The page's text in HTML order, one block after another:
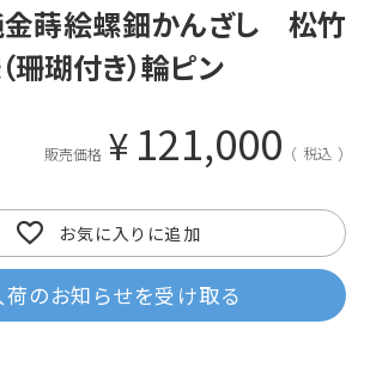
金蒔絵螺鈿かんざし 松竹
珊瑚付き）輪ピン
販売価格 ¥ 121,000 税込
お気に入りに追加
のお知らせを受け取る